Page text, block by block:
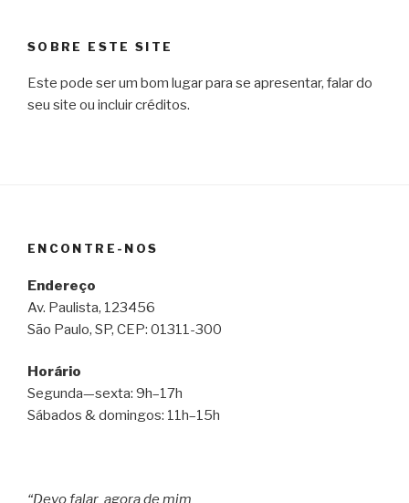
SOBRE ESTE SITE
Este pode ser um bom lugar para se apresentar, falar do
seu site ou incluir créditos.
ENCONTRE-NOS
Endereço
Av. Paulista, 123456
São Paulo, SP, CEP: 01311-300
Horário
Segunda—sexta: 9h–17h
Sábados & domingos: 11h–15h
“Devo falar agora de mim